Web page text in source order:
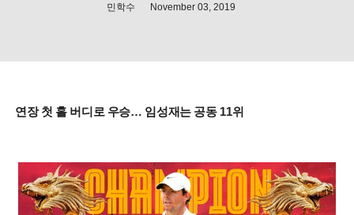
민학수 November 03, 2019
연장 첫 홀 버디로 우승… 임성재는 공동 11위